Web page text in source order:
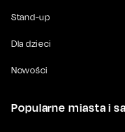
Stand-up
Dla dzieci
Nowości
Popularne miasta i